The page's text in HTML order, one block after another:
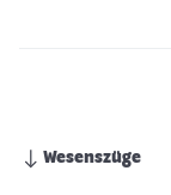
Wesenszüge